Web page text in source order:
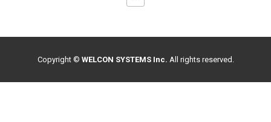
Copyright © WELCON SYSTEMS Inc. All rights reserved.